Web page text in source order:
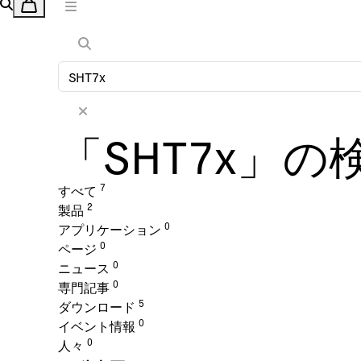
「SHT7x」
すべて 7
製品 2
アプリケーション 0
ページ 0
ニュース 0
専門記事 0
ダウンロード 5
イベント情報 0
人々 0